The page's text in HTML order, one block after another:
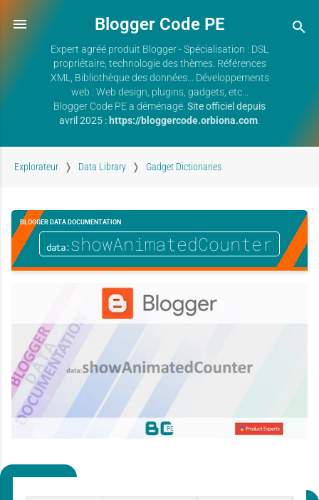
Blogger Code PE
Expert agréé produit Blogger - Spécialisation : DSL
propriétaire, technologie des thèmes. Références
XML, Bibliothèque des données... Développements
web : Web design, plugins, gadgets, etc...
Blogger Code PE a déménagé. Site officiel depuis
avril 2025 : https://bloggercode.orbiona.com.
Explorateur Data Library Gadget Dictionaries
data:showAnimatedCounter
BLOGGER DATA DOCUMENTATION